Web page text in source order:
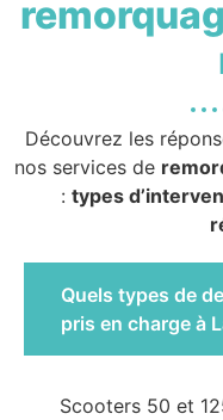
Découvrez les
nos services de
: types
Quels types de
pris en charge à
Scooters 50 et